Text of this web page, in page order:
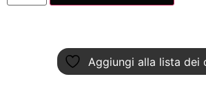
Aggiungi alla lista dei